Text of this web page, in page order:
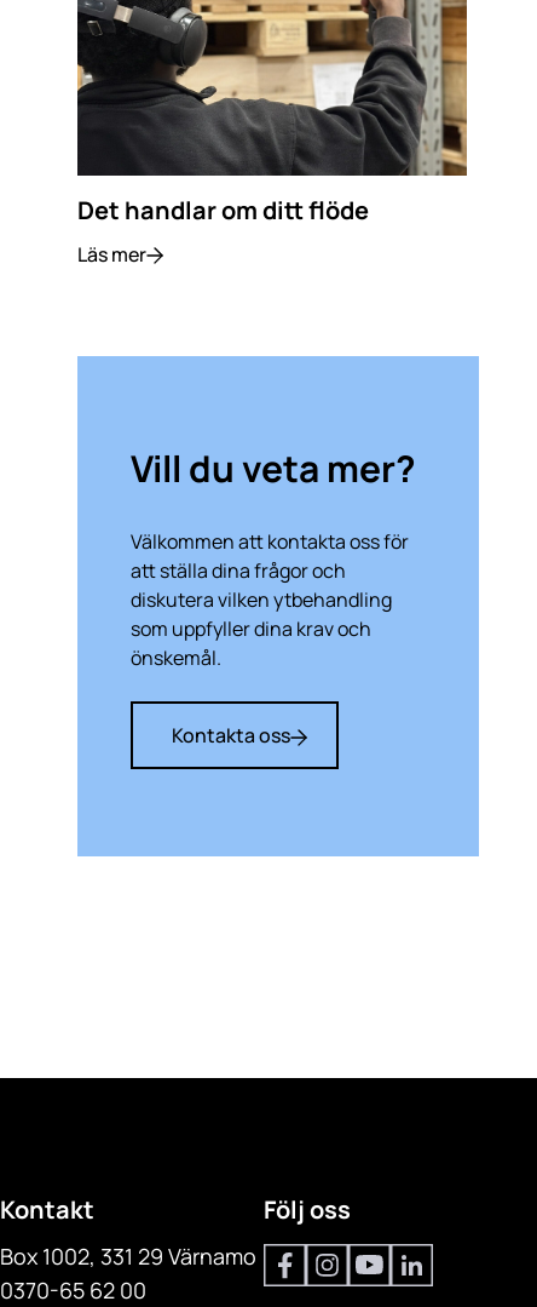
Det handlar om ditt flöde
Läs mer
Vill du veta mer?
Välkommen att kontakta oss för
att ställa dina frågor och
diskutera vilken ytbehandling
som uppfyller dina krav och
önskemål.
Kontakta oss
Kontakt
Box 1002, 331 29 Värnamo
0370-65 62 00
Följ oss